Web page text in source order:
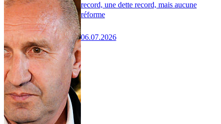
record, une dette record, mais aucune
réforme
06.07.2026